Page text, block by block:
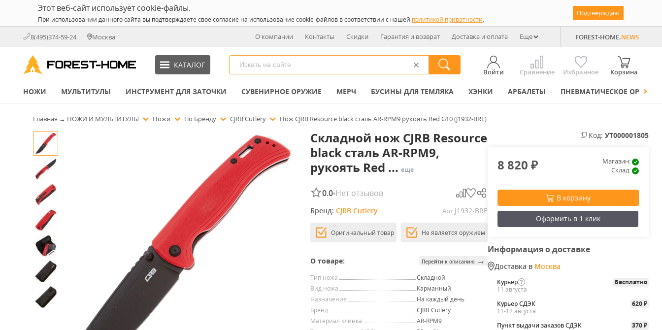
Этот веб-сайт использует cookie-файлы.
При использовании данного сайта вы подтверждаете свое согласие на использование cookie-файлов в соответствии с нашей политикой приватности.
Подтверждаю
8(495)374-59-24 Москва О компании Контакты Скидки Гарантия и возврат Доставка и оплата Еще FOREST-HOME.NEWS
КАТАЛОГ
Войти Сравнение Избранное Корзина
НОЖИ МУЛЬТИТУЛЫ ИНСТРУМЕНТ ДЛЯ ЗАТОЧКИ СУВЕНИРНОЕ ОРУЖИЕ МЕРЧ БУСИНЫ ДЛЯ ТЕМЛЯКА ХЭНКИ АРБАЛЕТЫ ПНЕВМАТИЧЕСКОЕ ОРУЖИЕ
Главная → НОЖИ И МУЛЬТИТУЛЫ Ножи По Бренду CJRB Cutlery Нож CJRB Resource black сталь AR-RPM9 рукоять Red G10 (J1932-BRE)
Складной нож CJRB Resource
black сталь AR-RPM9,
рукоять Red ... еще
0.0•Нет отзывов
Бренд: CJRB Cutlery Арт.J1932-BRE
Оригинальный товар Не является оружием
О товаре: Перейти к описанию →
Тип ножа
Складной
Вид ножа
Карманный
Назначение
На каждый день
Бренд
CJRB Cutlery
Материал клинка
AR-RPM9
Код: УТ000001805
8 820₽
Магазин:
Склад:
В корзину
Оформить в 1 клик
Информация о доставке
Доставка в Москва
Курьер
Бесплатно
11 августа
Курьер СДЭК
620 ₽
11-12 августа
Пункт выдачи заказов СДЭК
370 ₽